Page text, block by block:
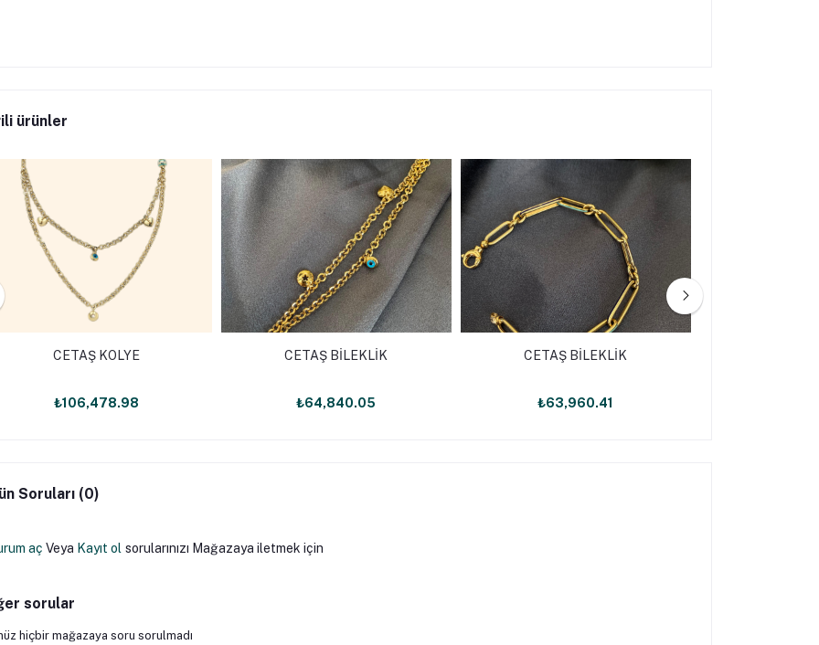
ürünler
CETAŞ KOLYE
₺106,478.98
CETAŞ BİLEKLİK
₺64,840.05
CETAŞ BİLEKLİK
₺63,960.41
Soruları (0)
aç Veya Kayıt ol sorularınızı Mağazaya iletmek için
sorular
hiçbir mağazaya soru sorulmadı